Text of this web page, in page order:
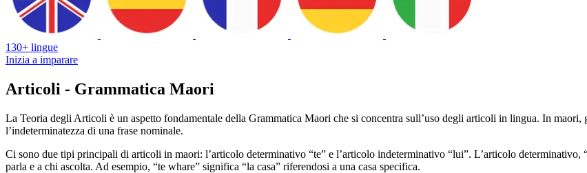
130+ lingue
Inizia a imparare
Articoli - Grammatica Maori
La Teoria degli Articoli è un aspetto fondamentale della Grammatica Maori che si concentra sull’uso degli articoli in lingua. In
l’indeterminatezza di una frase nominale.
Ci sono due tipi principali di articoli in maori: l’articolo determinativo “te” e l’articolo indeterminativo “lui”. L’articolo determinativo,
parla e a chi ascolta. Ad esempio, “te whare” significa “la casa” riferendosi a una casa specifica.